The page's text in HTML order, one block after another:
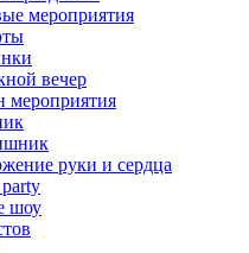
мероприятия
вечер
мероприятия
руки и сердца
шоу